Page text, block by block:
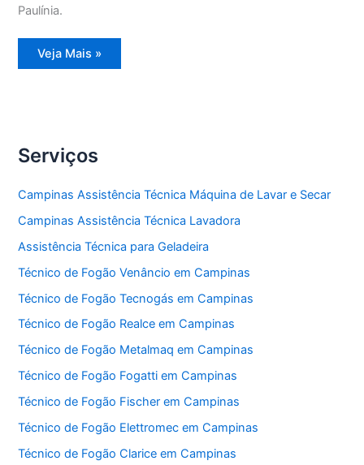
Paulínia.
Assistência
técnica
Veja Mais »
Serviços
Campinas Assistência Técnica Máquina de Lavar e Secar
Campinas Assistência Técnica Lavadora
Assistência Técnica para Geladeira
Técnico de Fogão Venâncio em Campinas
Técnico de Fogão Tecnogás em Campinas
Técnico de Fogão Realce em Campinas
Técnico de Fogão Metalmaq em Campinas
Técnico de Fogão Fogatti em Campinas
Técnico de Fogão Fischer em Campinas
Técnico de Fogão Elettromec em Campinas
Técnico de Fogão Clarice em Campinas